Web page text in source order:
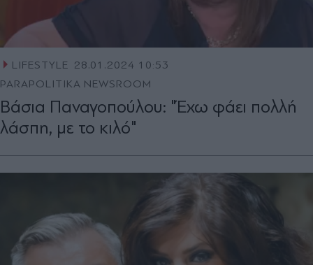
LIFESTYLE 28.01.2024 10:53
PARAPOLITIKA NEWSROOM
Βάσια Παναγοπούλου: "Έχω φάει πολλή
λάσπη, με το κιλό"